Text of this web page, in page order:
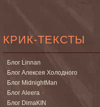
КРИК-ТЕКСТЫ
Блог Linnan
Блог Алексея Холодного
Блог MidnightMan
Блог Aleera
Блог DimaKIN